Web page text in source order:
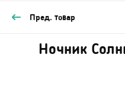
Пред. товар
Ночник